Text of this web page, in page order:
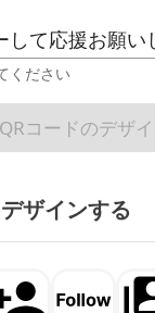
ください
コードのデザ
ザインする